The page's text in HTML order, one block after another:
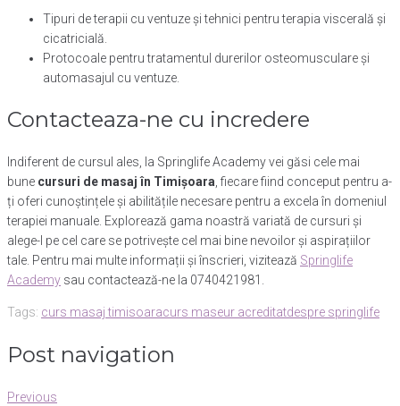
Tipuri de terapii cu ventuze și tehnici pentru terapia viscerală și
cicatricială.
Protocoale pentru tratamentul durerilor osteomusculare și
automasajul cu ventuze.
Contacteaza-ne cu incredere
Indiferent de cursul ales, la Springlife Academy vei găsi cele mai
bune cursuri de masaj în Timișoara, fiecare fiind conceput pentru a-
ți oferi cunoștințele și abilitățile necesare pentru a excela în domeniul
terapiei manuale. Explorează gama noastră variată de cursuri și
alege-l pe cel care se potrivește cel mai bine nevoilor și aspirațiilor
tale. Pentru mai multe informații și înscrieri, vizitează Springlife
Academy sau contactează-ne la 0740421981.
Tags: curs masaj timisoaracurs maseur acreditatdespre springlife
Post navigation
Previous